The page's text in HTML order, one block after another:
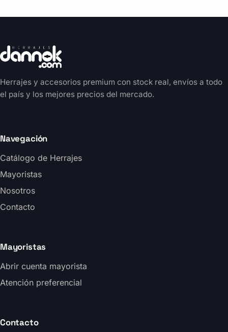
Herrajes y accesorios premium con stock real, envíos a todo
el país y los mejores precios del mercado.
Navegación
Catálogo de Herrajes
Mayoristas
Nosotros
Contacto
Mayoristas
Abrir cuenta mayorista
Atención preferencial
Contacto